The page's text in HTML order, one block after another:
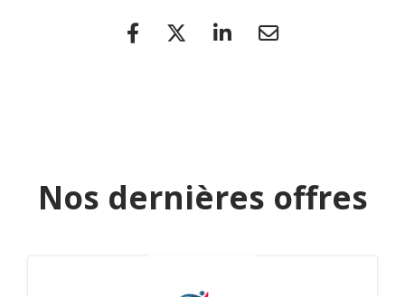
Nos dernières offres